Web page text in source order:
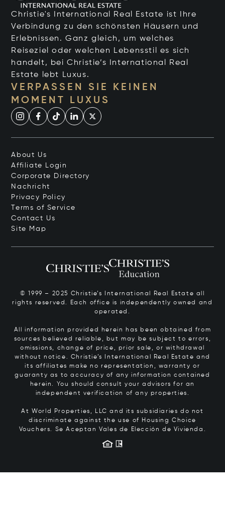
Christie's International Real Estate ist Ihre
Verbindung zu den schönsten Häusern und
Erlebnissen. Ganz gleich, um welches
Reiseziel oder welchen Lebensstil es sich
handelt, bei Christie’s International Real
Estate lebt Luxus.
VERPASSEN SIE KEINEN
MOMENT LUXUS
About Us
Affiliate Login
Corporate Directory
Nachricht
Privacy Policy
Terms of Service
Contact Us
Site Map
© 1999 – 2025 Christie’s International Real Estate all
rights reserved. Each office is independently owned and
operated.
All information provided herein has been obtained from
sources believed reliable, but may be subject to errors,
omissions, change of price, prior sale, or withdrawal
without notice. Christie’s International Real Estate and
its affiliates make no representation, warranty or
guaranty as to accuracy of any information contained
herein. You should consult your advisors for an
independent verification of any properties.
At World Properties, LLC and its subsidiaries do not
discriminate against the use of Housing Choice
Vouchers. Se Aceptan Vales de Elección de Vivienda.